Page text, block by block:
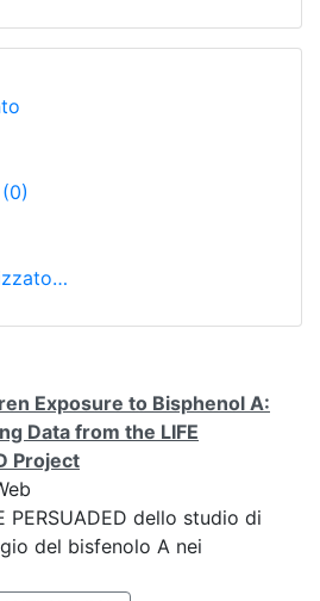
(0)
Exposure to Bisphenol A:
Data from the LIFE
Project
PERSUADED dello studio di
del bisfenolo A nei